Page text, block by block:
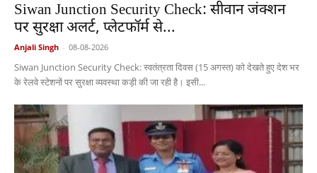
Siwan Junction Security Check: सीवान जंक्शन
पर सुरक्षा अलर्ट, प्लेटफॉर्म से...
Anjali Singh - 08-08-2026
Siwan Junction Security Check: स्वतंत्रता दिवस (15 अगस्त) को देखते हुए देश भर
के रेलवे स्टेशनों पर सुरक्षा व्यवस्था कड़ी की जा रही है। इसी...